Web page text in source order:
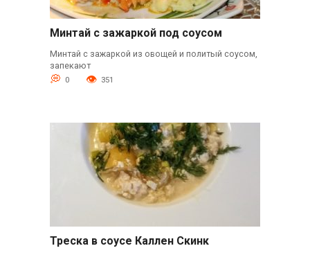
Минтай с зажаркой под соусом
Минтай с зажаркой из овощей и политый соусом,
запекают
0 351
Треска в соусе Каллен Скинк